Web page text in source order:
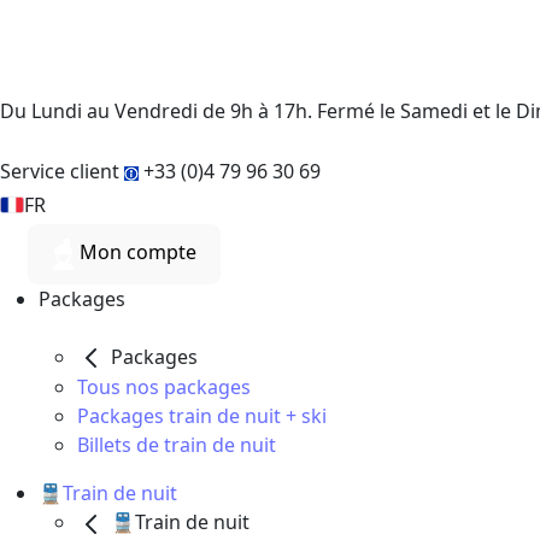
Du Lundi au Vendredi de 9h à 17h. Fermé le Samedi et le
Service client
+33 (0)4 79 96 30 69
FR
Mon compte
Packages
Packages
Tous nos packages
Packages train de nuit + ski
Billets de train de nuit
🚆Train de nuit
🚆Train de nuit